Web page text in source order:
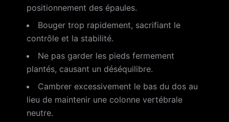
positionnement des épaules.
Bouger trop rapidement, sacrifiant le
contrôle et la stabilité.
Ne pas garder les pieds fermement
plantés, causant un déséquilibre.
Cambrer excessivement le bas du dos au
lieu de maintenir une colonne vertébrale
neutre.